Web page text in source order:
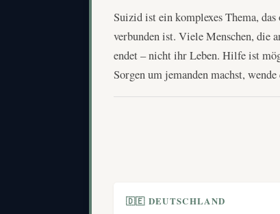
Suizid ist ein komplexes Thema,
verbunden ist. Viele Menschen, die
endet – nicht ihr Leben. Hilfe ist
Sorgen um jemanden machst,
🇩🇪 DEUTSCHLAND